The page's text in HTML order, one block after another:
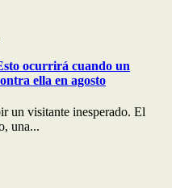
ocurrirá cuando un
ella en agosto
un visitante inesperado. El
una...